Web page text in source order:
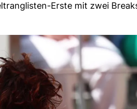
Erste mit zwei